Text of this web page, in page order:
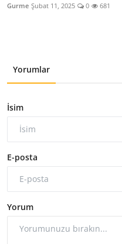
Gurme Şubat 11, 2025 0 681
Yorumlar
İsim
E-posta
Yorum